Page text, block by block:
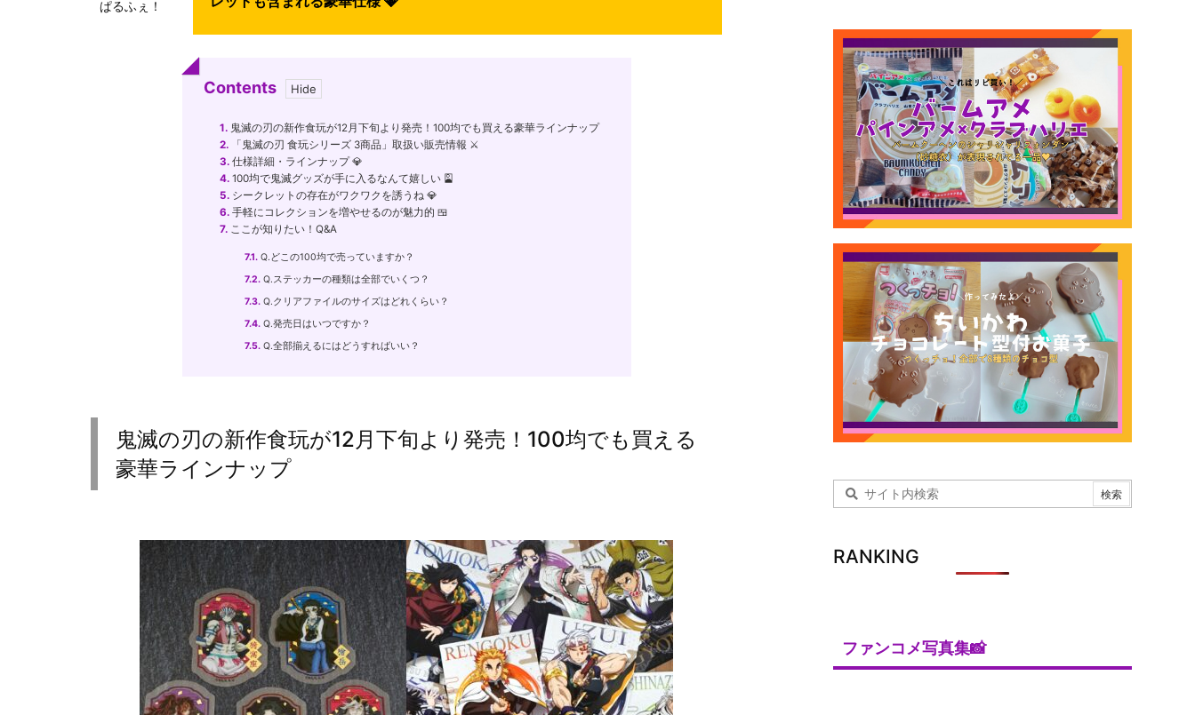
ぱるふぇ！
Contents
1.鬼滅の刃の新作食玩が12月下旬より発売！100均でも買える豪華ラインナップ
2.「鬼滅の刃 食玩シリーズ 3商品」取扱い販売情報 ⚔️
3.仕様詳細・ラインナップ 💎
4.100均で鬼滅グッズが手に入るなんて嬉しい 🎴
5.シークレットの存在がワクワクを誘うね 💎
6.手軽にコレクションを増やせるのが魅力的 🍱
7.ここが知りたい！Q&A
7.1.Q.どこの100均で売っていますか？
7.2.Q.ステッカーの種類は全部でいくつ？
7.3.Q.クリアファイルのサイズはどれくらい？
7.4.Q.発売日はいつですか？
7.5.Q.全部揃えるにはどうすればいい？
鬼滅の刃の新作食玩が12月下旬より発売！100均でも買える
豪華ラインナップ
RANKING
ファンコメ写真集📸